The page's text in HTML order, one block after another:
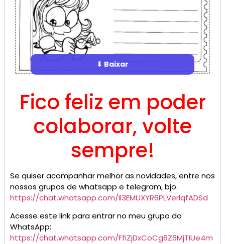
⬇ Baixar
Fico feliz em poder
colaborar, volte
sempre!
Se quiser acompanhar melhor as novidades, entre nos
nossos grupos de whatsapp e telegram, bjo.
https://chat.whatsapp.com/Il3EMUXYR6PLVerlqfADSd
Acesse este link para entrar no meu grupo do
WhatsApp:
https://chat.whatsapp.com/FfiZjDxCoCg6Z6MjTIUe4m